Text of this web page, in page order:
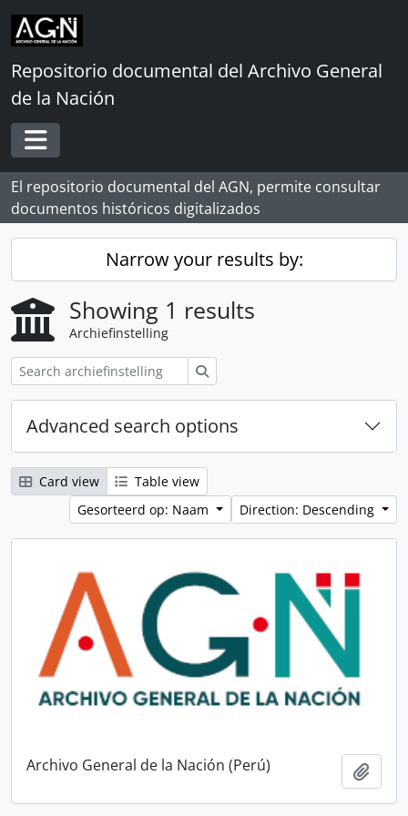
Skip to main content
Repositorio documental del Archivo General
de la Nación
Toggle navigation
El repositorio documental del AGN, permite consultar
documentos históricos digitalizados
Narrow your results by:
Showing 1 results
Archiefinstelling
Advanced search options
Card view
Table view
Gesorteerd op: Naam
Direction: Descending
Archivo General de la Nación (Perú)